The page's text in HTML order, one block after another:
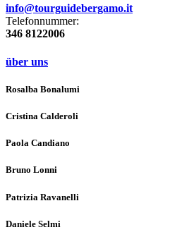
info@tourguidebergamo.it
Telefonnummer:
346 8122006
über uns
Rosalba Bonalumi
Cristina Calderoli
Paola Candiano
Bruno Lonni
Patrizia Ravanelli
Daniele Selmi